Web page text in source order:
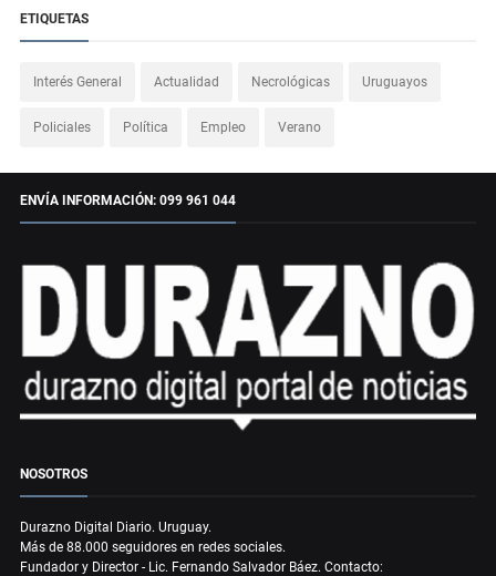
ETIQUETAS
Interés General Actualidad Necrológicas Uruguayos
Policiales Política Empleo Verano
ENVÍA INFORMACIÓN: 099 961 044
NOSOTROS
Durazno Digital Diario. Uruguay.
Más de 88.000 seguidores en redes sociales.
Fundador y Director - Lic. Fernando Salvador Báez. Contacto: